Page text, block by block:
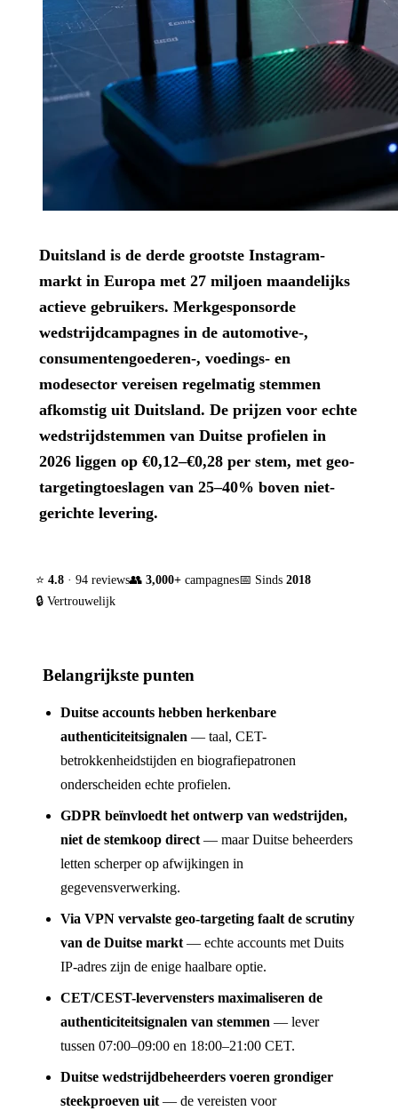
Duitsland is de derde grootste Instagram-
markt in Europa met 27 miljoen maandelijks
actieve gebruikers. Merkgesponsorde
wedstrijdcampagnes in de automotive-,
consumentengoederen-, voedings- en
modesector vereisen regelmatig stemmen
afkomstig uit Duitsland. De prijzen voor echte
wedstrijdstemmen van Duitse profielen in
2026 liggen op €0,12–€0,28 per stem, met geo-
targetingtoeslagen van 25–40% boven niet-
gerichte levering.
⭐ 4.8 · 94 reviews👥 3,000+ campagnes📅 Sinds 2018
🔒 Vertrouwelijk
Belangrijkste punten
Duitse accounts hebben herkenbare
authenticiteitsignalen — taal, CET-
betrokkenheidstijden en biografiepatronen
onderscheiden echte profielen.
GDPR beïnvloedt het ontwerp van wedstrijden,
niet de stemkoop direct — maar Duitse beheerders
letten scherper op afwijkingen in
gegevensverwerking.
Via VPN vervalste geo-targeting faalt de scrutiny
van de Duitse markt — echte accounts met Duits
IP-adres zijn de enige haalbare optie.
CET/CEST-levervensters maximaliseren de
authenticiteitsignalen van stemmen — lever
tussen 07:00–09:00 en 18:00–21:00 CET.
Duitse wedstrijdbeheerders voeren grondiger
steekproeven uit — de vereisten voor